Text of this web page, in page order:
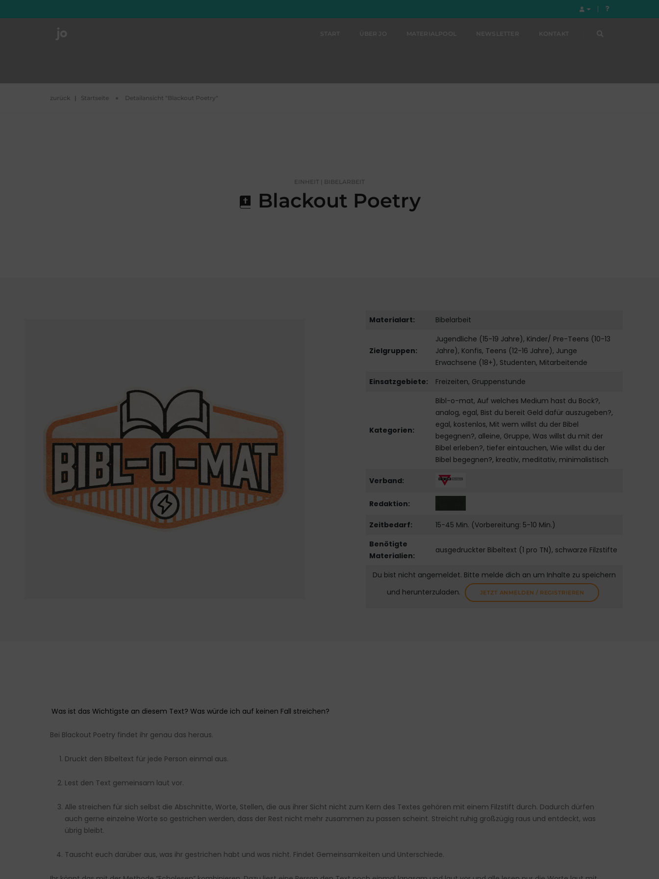
START ÜBER JO MATERIALPOOL NEWSLETTER KONTAKT
zurück | Startseite Detailansicht "Blackout Poetry"
EINHEIT | BIBELARBEIT
Blackout Poetry
Materialart: Bibelarbeit
Zielgruppen:
Jugendliche (15-19 Jahre), Kinder/ Pre-Teens (10-13
Jahre), Konfis, Teens (12-16 Jahre), Junge
Erwachsene (18+), Studenten, Mitarbeitende
Einsatzgebiete:
Freizeiten, Gruppenstunde
Kategorien:
Bibl-o-mat, Auf welches Medium hast du Bock?,
analog, egal, Bist du bereit Geld dafür auszugeben?,
egal, kostenlos, Mit wem willst du der Bibel
begegnen?, alleine, Gruppe, Was willst du mit der
Bibel erleben?, tiefer eintauchen, Wie willst du der
Bibel begegnen?, kreativ, meditativ, minimalistisch
Verband:
Redaktion:
Zeitbedarf:
15-45 Min. (Vorbereitung: 5-10 Min.)
Benötigte
Materialien:
ausgedruckter Bibeltext (1 pro TN), schwarze Filzstifte
Du bist nicht angemeldet. Bitte melde dich an um Inhalte zu speichern
und herunterzuladen.
JETZT ANMELDEN / REGISTRIEREN
Was ist das Wichtigste an diesem Text? Was würde ich auf keinen Fall streichen?
Bei Blackout Poetry findet ihr genau das heraus.
Druckt den Bibeltext für jede Person einmal aus.
Lest den Text gemeinsam laut vor.
Alle streichen für sich selbst die Abschnitte, Worte, Stellen, die aus ihrer Sicht nicht zum Kern des Textes gehören mit einem Filzstift durch. Dadurch dürfen
auch gerne einzelne Worte so gestrichen werden, dass der Rest nicht mehr zusammen zu passen scheint. Streicht ruhig großzügig raus und entdeckt, was
übrig bleibt.
Tauscht euch darüber aus, was ihr gestrichen habt und was nicht. Findet Gemeinsamkeiten und Unterschiede.